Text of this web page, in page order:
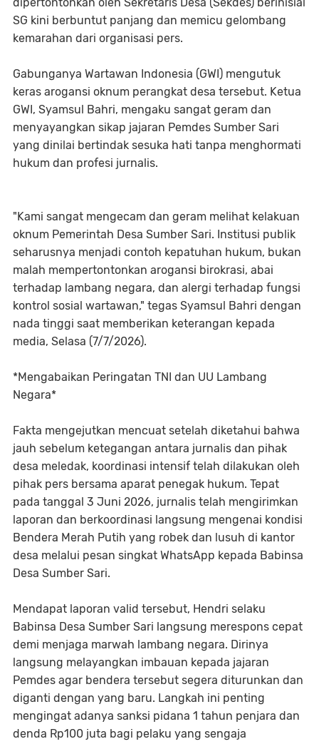
SG kini berbuntut panjang dan memicu gelombang
kemarahan dari organisasi pers.
​Gabunganya Wartawan Indonesia (GWI) mengutuk
keras arogansi oknum perangkat desa tersebut. Ketua
GWI, Syamsul Bahri, mengaku sangat geram dan
menyayangkan sikap jajaran Pemdes Sumber Sari
yang dinilai bertindak sesuka hati tanpa menghormati
hukum dan profesi jurnalis.
​"Kami sangat mengecam dan geram melihat kelakuan
oknum Pemerintah Desa Sumber Sari. Institusi publik
seharusnya menjadi contoh kepatuhan hukum, bukan
malah mempertontonkan arogansi birokrasi, abai
terhadap lambang negara, dan alergi terhadap fungsi
kontrol sosial wartawan," tegas Syamsul Bahri dengan
nada tinggi saat memberikan keterangan kepada
media, Selasa (7/7/2026).
*​Mengabaikan Peringatan TNI dan UU Lambang
Negara*
​Fakta mengejutkan mencuat setelah diketahui bahwa
jauh sebelum ketegangan antara jurnalis dan pihak
desa meledak, koordinasi intensif telah dilakukan oleh
pihak pers bersama aparat penegak hukum. Tepat
pada tanggal 3 Juni 2026, jurnalis telah mengirimkan
laporan dan berkoordinasi langsung mengenai kondisi
Bendera Merah Putih yang robek dan lusuh di kantor
desa melalui pesan singkat WhatsApp kepada Babinsa
Desa Sumber Sari.
​Mendapat laporan valid tersebut, Hendri selaku
Babinsa Desa Sumber Sari langsung merespons cepat
demi menjaga marwah lambang negara. Dirinya
langsung melayangkan imbauan kepada jajaran
Pemdes agar bendera tersebut segera diturunkan dan
diganti dengan yang baru. Langkah ini penting
mengingat adanya sanksi pidana 1 tahun penjara dan
denda Rp100 juta bagi pelaku yang sengaja